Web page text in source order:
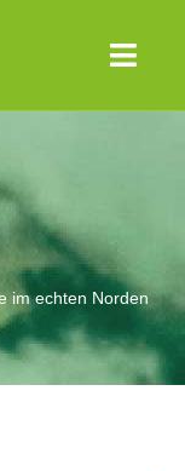
im echten Norden